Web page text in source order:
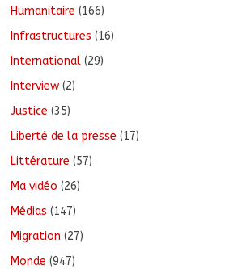
Humanitaire (166)
Infrastructures (16)
International (29)
Interview (2)
Justice (35)
Liberté de la presse (17)
Littérature (57)
Ma vidéo (26)
Médias (147)
Migration (27)
Monde (947)